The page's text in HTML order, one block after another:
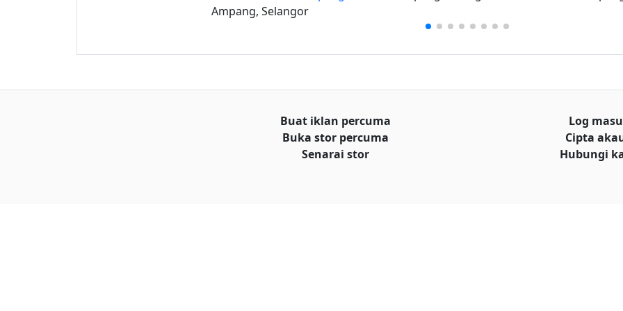
Ampang, Selangor
Buat iklan percuma
Buka stor percuma
Senarai stor
Log
Cipta
Hubungi